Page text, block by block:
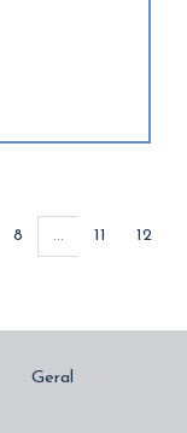
8 ... 11 12